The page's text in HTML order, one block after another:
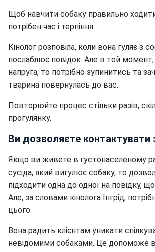
Щоб навчити собаку правильно
потрібен час і терпіння.
Кінолог розповіла, коли вона гуляє з
послаблює повідок. Але в той
напруга, то потрібно зупинитись та
тварина повернулась до вас.
Повторюйте процес стільки разів,
прогулянку.
Ви дозволяєте контактувати
Якщо ви живете в густонаселеному
сусіда, який вигулює собаку, то
підходити одна до одної на повідку,
Але, за словами кінолога Інгрід,
цього.
Вона радить клієнтам уникати
невідомими собаками. Це допоможе